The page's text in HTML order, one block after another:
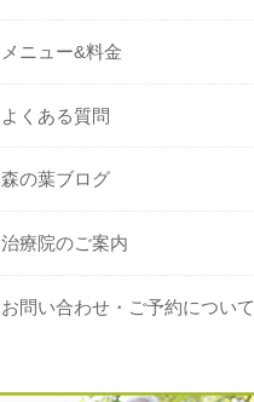
メニュー&料金
よくある質問
森の葉ブログ
治療院のご案内
お問い合わせ・ご予約について